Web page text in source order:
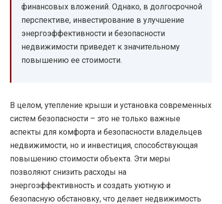
финансовых вложений. Однако, в долгосрочной
перспективе, инвестирование в улучшение
энергоэффективности и безопасности
недвижимости приведет к значительному
повышению ее стоимости.
В целом, утепление крыши и установка современных
систем безопасности – это не только важные
аспекты для комфорта и безопасности владельцев
недвижимости, но и инвестиция, способствующая
повышению стоимости объекта. Эти меры
позволяют снизить расходы на
энергоэффективность и создать уютную и
безопасную обстановку, что делает недвижимость